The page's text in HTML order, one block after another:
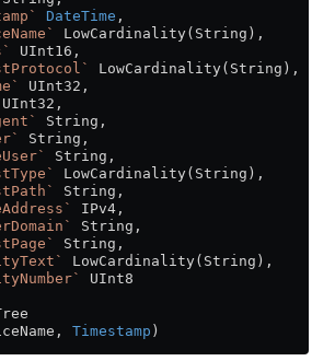
DateTime ,
LowCardinality(String),
UInt16,
LowCardinality(String),
UInt32,
UInt32,
String,
String,
String,
LowCardinality(String),
String,
IPv4,
String,
String,
LowCardinality(String),
UInt8
Timestamp )